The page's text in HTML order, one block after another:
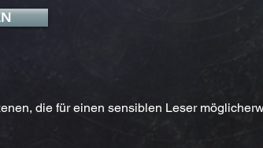
die für einen sensiblen Leser